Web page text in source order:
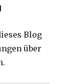
Blog
über